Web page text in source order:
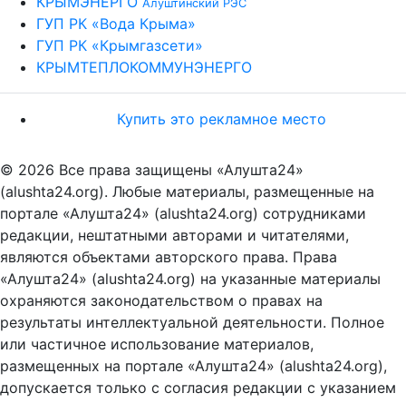
Алуштинский РЭС
ГУП РК «Вода Крыма»
ГУП РК «Крымгазсети»
КРЫМТЕПЛОКОММУНЭНЕРГО
Купить это рекламное место
© 2026 Все права защищены «Алушта24»
(alushta24.org). Любые материалы, размещенные на
портале «Алушта24» (alushta24.org) сотрудниками
редакции, нештатными авторами и читателями,
являются объектами авторского права. Права
«Алушта24» (alushta24.org) на указанные материалы
охраняются законодательством о правах на
результаты интеллектуальной деятельности. Полное
или частичное использование материалов,
размещенных на портале «Алушта24» (alushta24.org),
допускается только с согласия редакции с указанием